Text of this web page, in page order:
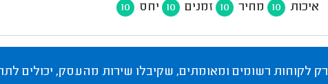
איכות 10 מחיר 10 זמנים 10 יחס 10
רק לקוחות רשומים ומאומתים, שקיבלו שירות מהעסק, יכולים